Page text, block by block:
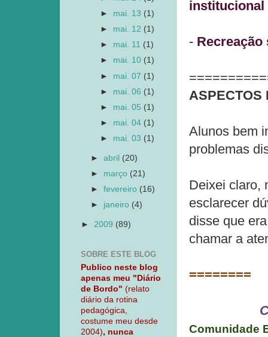
institucional
-
ASPECTOS
Alunos bem
problemas
Deixei claro,
esclarecer
disse que
chamar a
========
Comunidade
► mai. 13 (1)
► mai. 12 (1)
► mai. 11 (1)
► mai. 10 (1)
► mai. 07 (1)
► mai. 06 (1)
► mai. 05 (1)
► mai. 04 (1)
► mai. 03 (1)
►abril (20)
► março (21)
►fevereiro (16)
► janeiro (4)
► 2009 (89)
SOBRE ESTE BLOG
Publico neste blog
apenas meu "Diário
de Bordo" (relato
diário da rotina
pedagógica,
costume meu desde
2004), nunca